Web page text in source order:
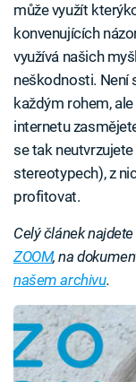
může využít
konvenujících
využívá našich
neškodnosti. Není
každým rohem,
internetu
se tak
stereotypech), z
profitovat.
Celý článek
ZOOM, na
našem archivu.